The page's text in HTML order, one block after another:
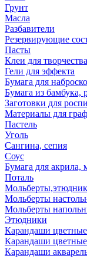
Грунт
Масла
Разбавители
Резервирующие
Пасты
Клеи для творчества
Гели для эффекта
Бумага для
Бумага из бамбука,
Заготовки для
Материалы для
Пастель
Уголь
Сангина, сепия
Соус
Бумага для акрила,
Поталь
Мольберты
Мольберты
Этюдники
Карандаши цветные
Карандаши
Карандаши